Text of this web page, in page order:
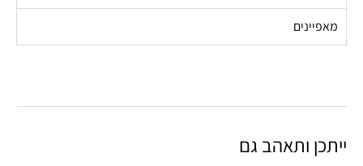
מאפיינים
ייתכן ותאהב גם